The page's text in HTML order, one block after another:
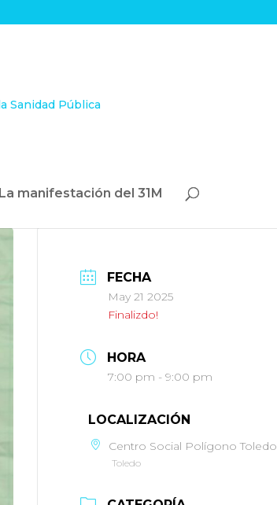
La manifestación del 31M
FECHA
May 21 2025
Finalizdo!
HORA
7:00 pm - 9:00 pm
LOCALIZACIÓN
Centro Social Polígono Toledo
Toledo